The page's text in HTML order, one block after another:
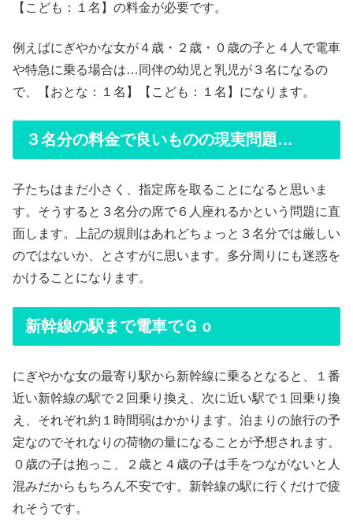
【こども：１名】の料金が必要です。
例えばにぎやかな女が４歳・２歳・０歳の子と４人で電車
や特急に乗る場合は…同伴の幼児と乳児が３名になるの
で、【おとな：１名】【こども：１名】になります。
３名分の料金で良いものの現実問題…
子たちはまだ小さく、指定席を取ることになると思いま
す。そうすると３名分の席で６人座れるかという問題に直
面します。上記の規則はあれどちょっと３名分では厳しい
のではないか、とさすがに思います。多分周りにも迷惑を
かけることになります。
新幹線の駅まで電車でＧｏ
にぎやかな女の最寄り駅から新幹線に乗るとなると、１番
近い新幹線の駅で２回乗り換え、次に近い駅で１回乗り換
え、それぞれ約１時間弱はかかります。泊まりの旅行の予
定なのでそれなりの荷物の量になることが予想されます。
０歳の子は抱っこ、２歳と４歳の子は手をつながないと人
混みだからもちろん不安です。新幹線の駅に行くだけで疲
れそうです。